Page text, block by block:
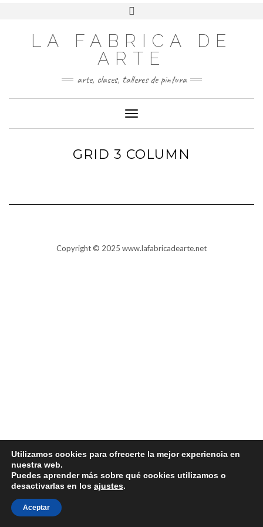
LA FABRICA DE
ARTE
arte, clases, talleres de pintura
Cambiar modo de navegación
GRID 3 COLUMN
Copyright © 2025 www.lafabricadearte.net
Utilizamos cookies para ofrecerte la mejor experiencia en
nuestra web.
Puedes aprender más sobre qué cookies utilizamos o
desactivarlas en los ajustes.
Aceptar